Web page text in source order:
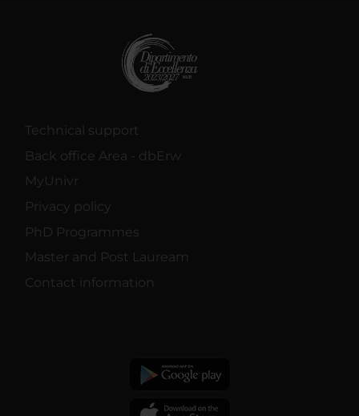
Technical support
Back office Area - dbErw
MyUnivr
Privacy policy
PhD Programmes
Master and Post Lauream
Contact information